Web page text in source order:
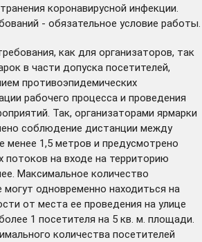
коронавирусной инфекции.
- обязательное условие работы.
как для организаторов, так
в части допуска посетителей,
противоэпидемических
рабочего процесса и проведения
Так, организаторами ярмарки
соблюдение дистанции между
менее 1,5 метров и предусмотрено
потоков на входе на территорию
Максимальное количество
одновременно находиться на
от места ее проведения на улице
1 посетителя на 5 кв. м. площади.
количества посетителей